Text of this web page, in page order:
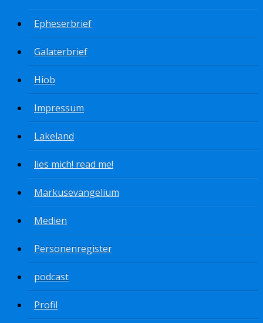
Epheserbrief
Galaterbrief
Hiob
Impressum
Lakeland
lies mich! read me!
Markusevangelium
Medien
Personenregister
podcast
Profil